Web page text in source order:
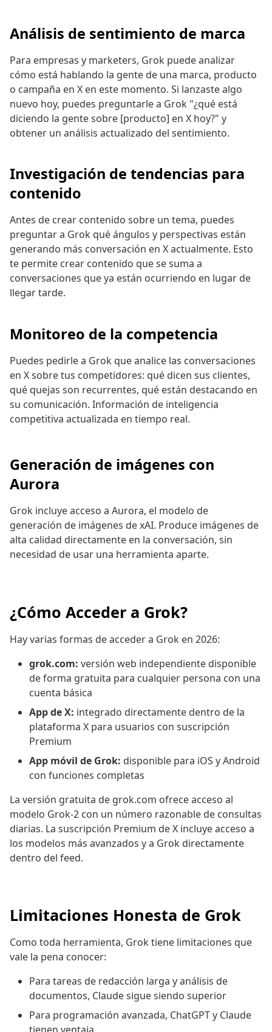
Análisis de sentimiento de marca
Para empresas y marketers, Grok puede analizar
cómo está hablando la gente de una marca, producto
o campaña en X en este momento. Si lanzaste algo
nuevo hoy, puedes preguntarle a Grok "¿qué está
diciendo la gente sobre [producto] en X hoy?" y
obtener un análisis actualizado del sentimiento.
Investigación de tendencias para
contenido
Antes de crear contenido sobre un tema, puedes
preguntar a Grok qué ángulos y perspectivas están
generando más conversación en X actualmente. Esto
te permite crear contenido que se suma a
conversaciones que ya están ocurriendo en lugar de
llegar tarde.
Monitoreo de la competencia
Puedes pedirle a Grok que analice las conversaciones
en X sobre tus competidores: qué dicen sus clientes,
qué quejas son recurrentes, qué están destacando en
su comunicación. Información de inteligencia
competitiva actualizada en tiempo real.
Generación de imágenes con
Aurora
Grok incluye acceso a Aurora, el modelo de
generación de imágenes de xAI. Produce imágenes de
alta calidad directamente en la conversación, sin
necesidad de usar una herramienta aparte.
¿Cómo Acceder a Grok?
Hay varias formas de acceder a Grok en 2026:
grok.com: versión web independiente disponible
de forma gratuita para cualquier persona con una
cuenta básica
App de X: integrado directamente dentro de la
plataforma X para usuarios con suscripción
Premium
App móvil de Grok: disponible para iOS y Android
con funciones completas
La versión gratuita de grok.com ofrece acceso al
modelo Grok-2 con un número razonable de consultas
diarias. La suscripción Premium de X incluye acceso a
los modelos más avanzados y a Grok directamente
dentro del feed.
Limitaciones Honesta de Grok
Como toda herramienta, Grok tiene limitaciones que
vale la pena conocer:
Para tareas de redacción larga y análisis de
documentos, Claude sigue siendo superior
Para programación avanzada, ChatGPT y Claude